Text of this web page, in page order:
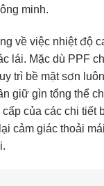
minh.
về việc nhiệt độ
lái. Mặc dù PPF
trì bề mặt sơn
giữ gìn tổng thể
của các chi tiết
cảm giác thoải